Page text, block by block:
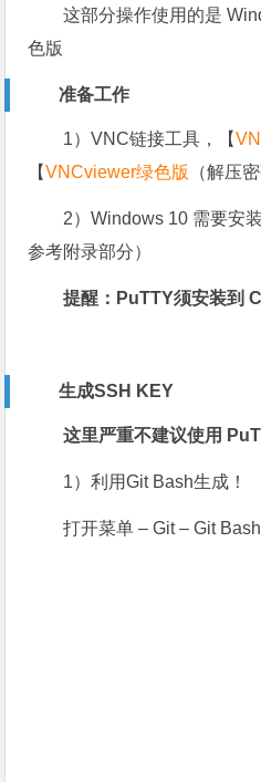
这部分操作使用的是
色版
准备工作
1）VNC链接工具，【
【VNCviewer绿色版 （解压
2）Windows 10 需要安
参考附录部分）
提醒：PuTTY须安装到
生成SSH KEY
这里严重不建议使用
1）利用Git Bash生成！
打开菜单 – Git – Git Bash